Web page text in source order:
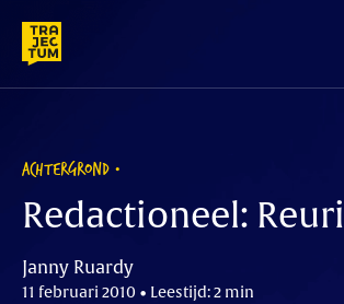
content
ACHTERGROND
Redactioneel:
Janny Ruardy
11 februari 2010 • Leestijd: 2 min